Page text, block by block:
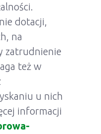
dotacji,
na
zatrudnienie
też w
u nich
informacji